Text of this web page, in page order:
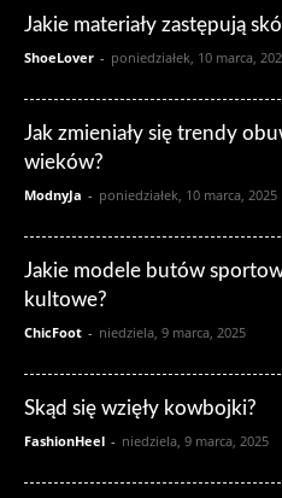
Jakie materiały zastępują
ShoeLover - poniedziałek, 10 marca,
Jak zmieniały się trendy
wieków?
ModnyJa - poniedziałek, 10 marca, 2025
Jakie modele butów
kultowe?
ChicFoot - niedziela, 9 marca, 2025
Skąd się wzięły kowbojki?
FashionHeel - niedziela, 9 marca, 2025